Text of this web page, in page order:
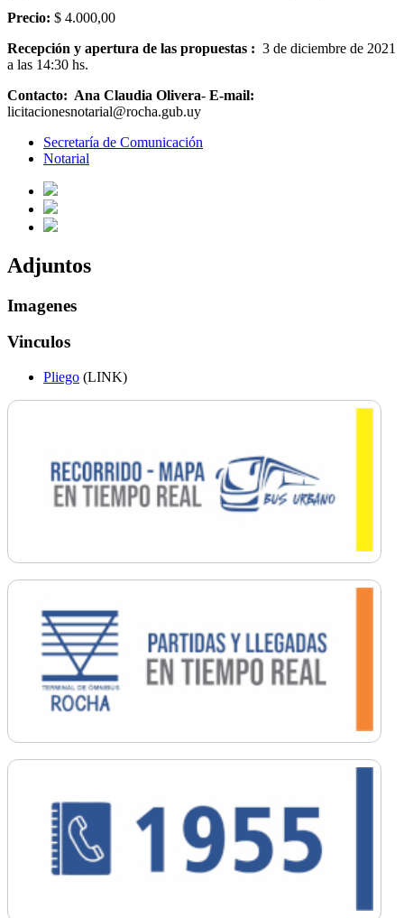
Precio: $ 4.000,00
Recepción y apertura de las propuestas : 3 de diciembre de 2021
a las 14:30 hs.
Contacto: Ana Claudia Olivera- E-mail:
licitacionesnotarial@rocha.gub.uy
Secretaría de Comunicación
Notarial
Adjuntos
Imagenes
Vinculos
Pliego (LINK)